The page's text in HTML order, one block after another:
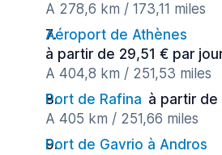
A 278,6 km / 173,11 miles
Aéroport de Athènes
à partir de 29,51 € par
A 404,8 km / 251,53 miles
Port de Rafina à partir de
A 405 km / 251,66 miles
Port de Gavrio à Andros